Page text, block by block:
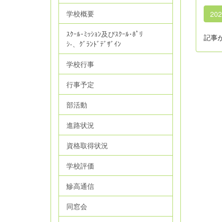
記事
学校概要
ｽｸｰﾙ･ﾐｯｼｮﾝ及びｽｸｰﾙ･ﾎﾟﾘ
ｼ‐、ｸﾞﾗﾝﾄﾞﾃﾞｻﾞｲﾝ
学校行事
行事予定
部活動
進路状況
資格取得状況
学校評価
鰺高通信
同窓会